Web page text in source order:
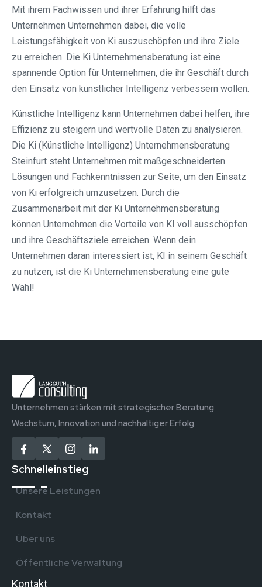
Mit ihrem Fachwissen und ihrer Erfahrung hilft das
Unternehmen Unternehmen dabei, die volle
Leistungsfähigkeit von Ki auszuschöpfen und ihre Ziele
zu erreichen. Die Ki Unternehmensberatung ist eine
spannende Option für Unternehmen, die ihr Geschäft durch
den Einsatz von künstlicher Intelligenz verbessern wollen.
Künstliche Intelligenz kann Unternehmen dabei helfen, ihre
Effizienz zu steigern und wertvolle Daten zu analysieren.
Die Ki (Künstliche Intelligenz) Unternehmensberatung
Steinfurt steht Unternehmen mit maßgeschneiderten
Lösungen und Fachkenntnissen zur Seite, um den Einsatz
von Ki erfolgreich umzusetzen. Durch die
Zusammenarbeit mit der Ki Unternehmensberatung
können Unternehmen die Vorteile von KI voll ausschöpfen
und ihre Geschäftsziele erreichen. Wenn dein
Unternehmen daran interessiert ist, KI in seinem Geschäft
zu nutzen, ist die Ki Unternehmensberatung eine gute
Wahl!
Unternehmen stärken mit strategischer Beratung.
Wachstum, Innovation und nachhaltiger Erfolg.
Schnelleinstieg
Unsere Leistungen
Kontakt
Über uns
Öffentliche Verwaltung
Kontakt